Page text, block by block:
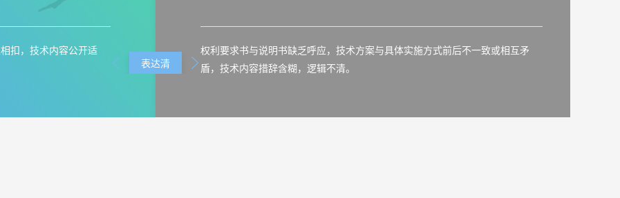
扣，技术内容公开适
权利要求书与说明书缺乏呼应，技术方案与具体实施方式前后不一致或相互矛
盾，技术内容措辞含糊，逻辑不清。
表达清